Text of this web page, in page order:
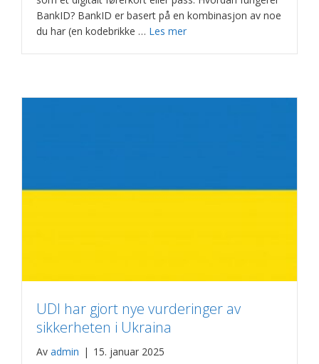
BankID? BankID er basert på en kombinasjon av noe
du har (en kodebrikke … Les mer
UDI har gjort nye vurderinger av
sikkerheten i Ukraina
Av admin | 15. januar 2025